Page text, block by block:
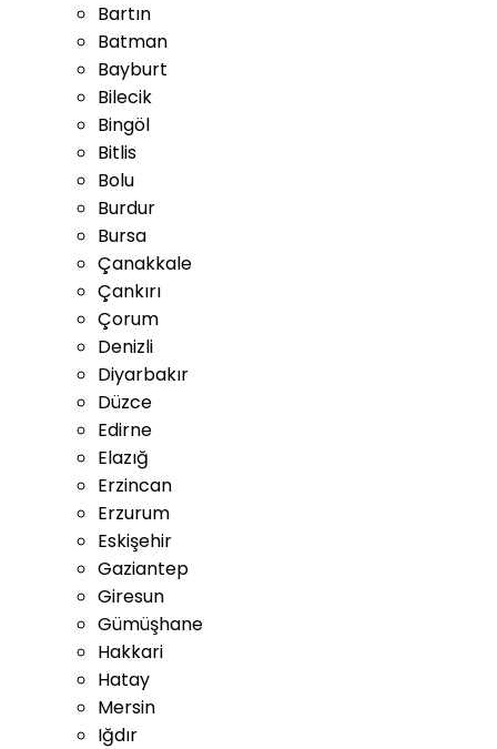
Bartın
Batman
Bayburt
Bilecik
Bingöl
Bitlis
Bolu
Burdur
Bursa
Çanakkale
Çankırı
Çorum
Denizli
Diyarbakır
Düzce
Edirne
Elazığ
Erzincan
Erzurum
Eskişehir
Gaziantep
Giresun
Gümüşhane
Hakkari
Hatay
Mersin
Iğdır